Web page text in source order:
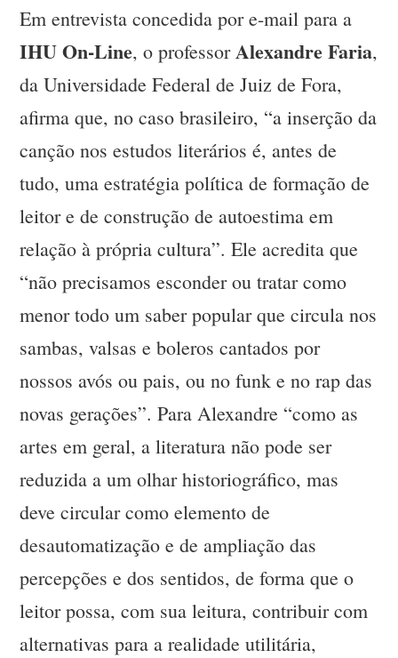
Em entrevista concedida por e-mail para a
IHU On-Line, o professorAlexandre Faria,
da Universidade Federal de Juiz de Fora,
afirma que, no caso brasileiro, “a inserção da
canção nos estudos literários é, antes de
tudo, uma estratégia política de formação de
leitor e de construção de autoestima em
relação à própria cultura”. Ele acredita que
“não precisamos esconder ou tratar como
menor todo um saber popular que circula nos
sambas, valsas e boleros cantados por
nossos avós ou pais, ou no funk e no rap das
novas gerações”. Para Alexandre “como as
artes em geral, a literatura não pode ser
reduzida a um olhar historiográfico, mas
deve circular como elemento de
desautomatização e de ampliação das
percepções e dos sentidos, de forma que o
leitor possa, com sua leitura, contribuir com
alternativas para a realidade utilitária,